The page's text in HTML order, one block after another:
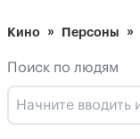
Кино Персоны
Поиск по людям